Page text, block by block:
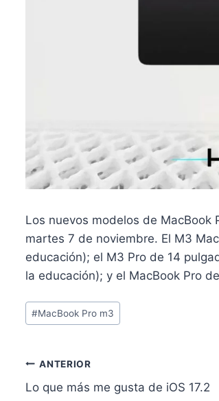
Los nuevos modelos de MacBook
martes 7 de noviembre. El M3
educación); el M3 Pro de 14
la educación); y el MacBook Pro
Etiquetas
de
entrada:
#MacBook Pro m3
Navegación
ANTERIOR
Lo que más me gusta de iOS 17.2